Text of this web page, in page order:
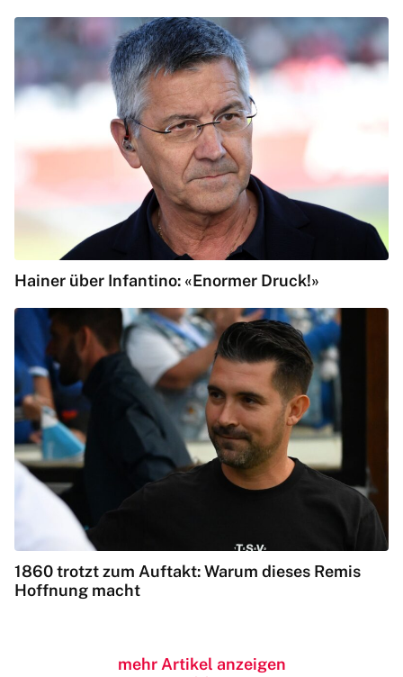
Hainer über Infantino: «Enormer Druck!»
1860 trotzt zum Auftakt: Warum dieses Remis
Hoffnung macht
mehr Artikel anzeigen